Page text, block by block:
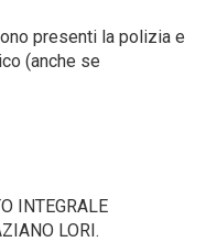
presenti la polizia e
(anche se
INTEGRALE
LORI.